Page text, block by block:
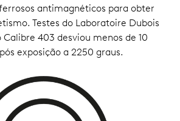
antimagnéticos para obter
Testes do Laboratoire Dubois
403 desviou menos de 10
exposição a 2250 graus.